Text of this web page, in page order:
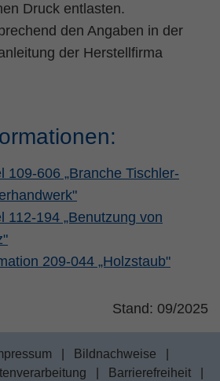
Druck entlasten.
den Angaben in der
der Herstellfirma
109-606 „Branche Tischler-
112-194 „Benutzung von
209-044 „Holzstaub"
Stand: 09/2025
Bildnachweise
Barrierefreiheit